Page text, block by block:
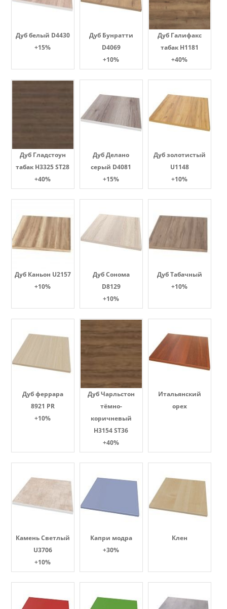
Дуб белый D4430
+15%
Дуб Бунратти
D4069
+10%
Дуб Галифакс
табак Н1181
+40%
Дуб Гладстоун
табак H3325 ST28
+40%
Дуб Делано
серый D4081
+15%
Дуб золотистый
U1148
+10%
Дуб Каньон U2157
+10%
Дуб Сонома
D8129
+10%
Дуб Табачный
+10%
Дуб феррара
8921 PR
+10%
Дуб Чарльстон
тёмно-
коричневый
H3154 ST36
+40%
Итальянский
орех
Камень Светлый
U3706
+10%
Капри модра
+30%
Клен